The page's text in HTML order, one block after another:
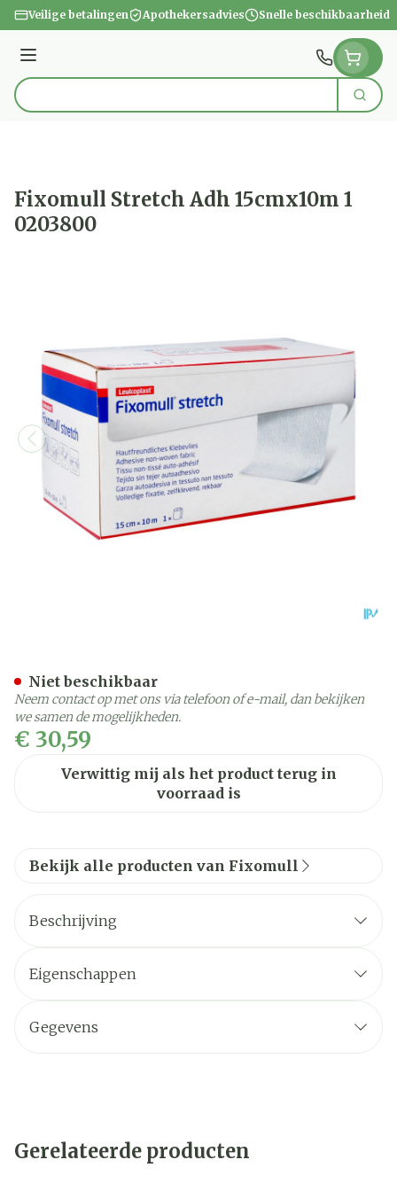
Ga naar de inhoud
Veilige betalingen Apothekersadvies Snelle beschikbaarheid
Menu
Product, merk, categorie... Zoek
Fixomull Stretch Adh 15cmx10m 1
0203800
€ 30,59
Verwittig mij als het product terug in
voorraad is
Niet beschikbaar
Neem contact op met ons via telefoon of e-mail, dan bekijken
we samen de mogelijkheden.
Bekijk alle producten van Fixomull
Beschrijving
Eigenschappen
Gegevens
Gerelateerde producten